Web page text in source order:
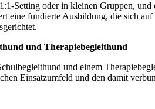
Setting oder in kleinen Gruppen,
eine fundierte Ausbildung, die sich
und Therapiebegleithund
und einem
Einsatzumfeld und den damit